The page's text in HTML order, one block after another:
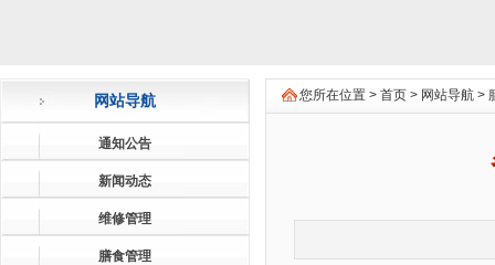
网站导航
通知公告
新闻动态
维修管理
膳食管理
您所在位置 > 首页 > 网站导航 >